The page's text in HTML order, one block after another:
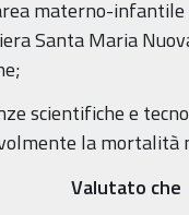
materno-infantile
Santa Maria
scientifiche e
la mortalità
Valutato che